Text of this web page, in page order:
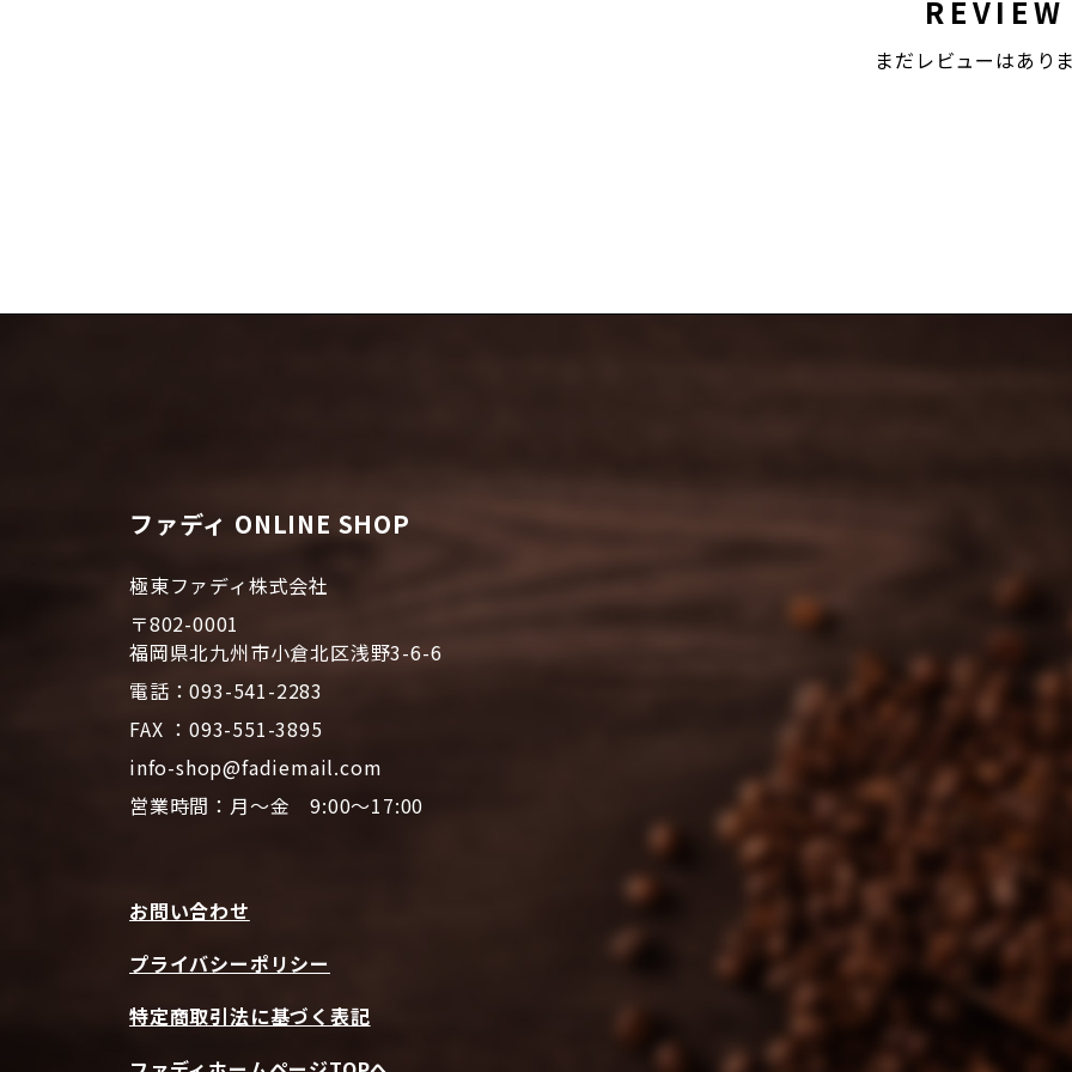
REVIEW
まだレビューはあり
ファディ ONLINE SHOP
極東ファディ株式会社
〒802-0001
福岡県北九州市小倉北区浅野3-6-6
電話：093-541-2283
FAX ：093-551-3895
info-shop@fadiemail.com
営業時間：月～金 9:00～17:00
お問い合わせ
プライバシーポリシー
特定商取引法に基づく表記